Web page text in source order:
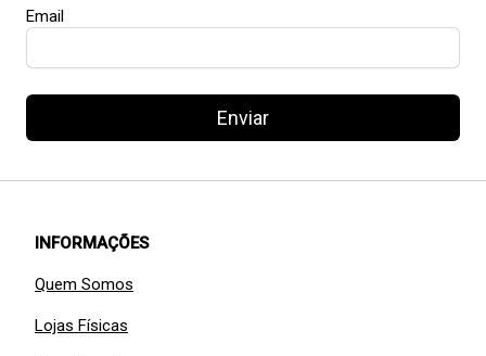
Email
Enviar
INFORMAÇÕES
Quem Somos
Lojas Físicas